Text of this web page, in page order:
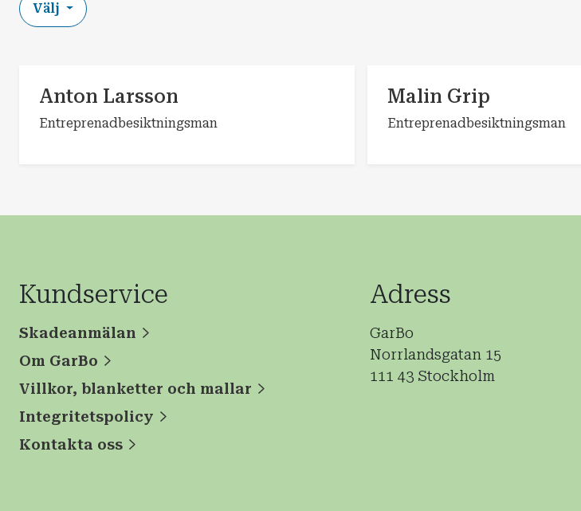
Välj
Anton Larsson
Entreprenadbesiktningsman
Malin Grip
Entreprenadbesiktningsman
Kundservice
Skadeanmälan
Om GarBo
Villkor, blanketter och mallar
Integritetspolicy
Kontakta oss
Adress
GarBo
Norrlandsgatan 15
111 43 Stockholm